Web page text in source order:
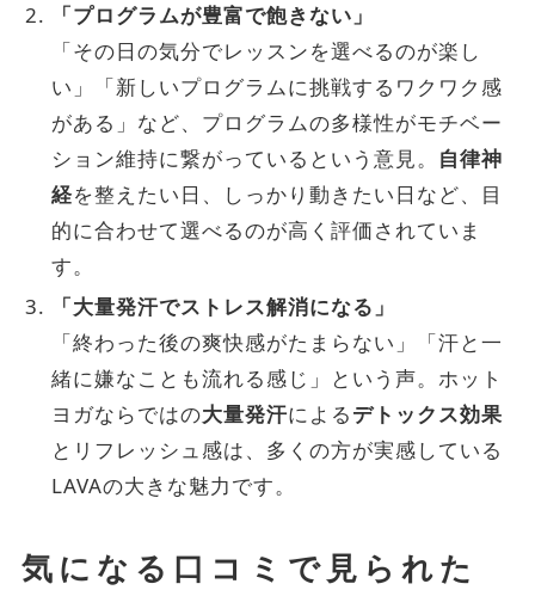
「プログラムが豊富で飽きない」
「その日の気分でレッスンを選べるのが楽し
い」「新しいプログラムに挑戦するワクワク感
がある」など、プログラムの多様性がモチベー
ション維持に繋がっているという意見。 自律神
経を整えたい日、しっかり動きたい日など、目
的に合わせて選べるのが高く評価されていま
す。
「大量発汗でストレス解消になる」
「終わった後の爽快感がたまらない」「汗と一
緒に嫌なことも流れる感じ」という声。ホット
ヨガならではの大量発汗によるデトックス効果
とリフレッシュ感は、多くの方が実感している
LAVAの大きな魅力です。
気になる口コミで見られた